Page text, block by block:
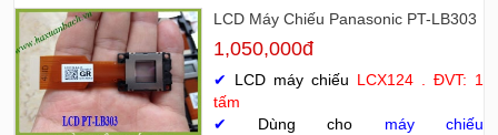
LCD Máy Chiếu Panasonic PT-LB303
1,050,000đ
✔ LCD máy chiếu LCX124 . ĐVT: 1
tấm
✔
Dùng cho máy chiếu